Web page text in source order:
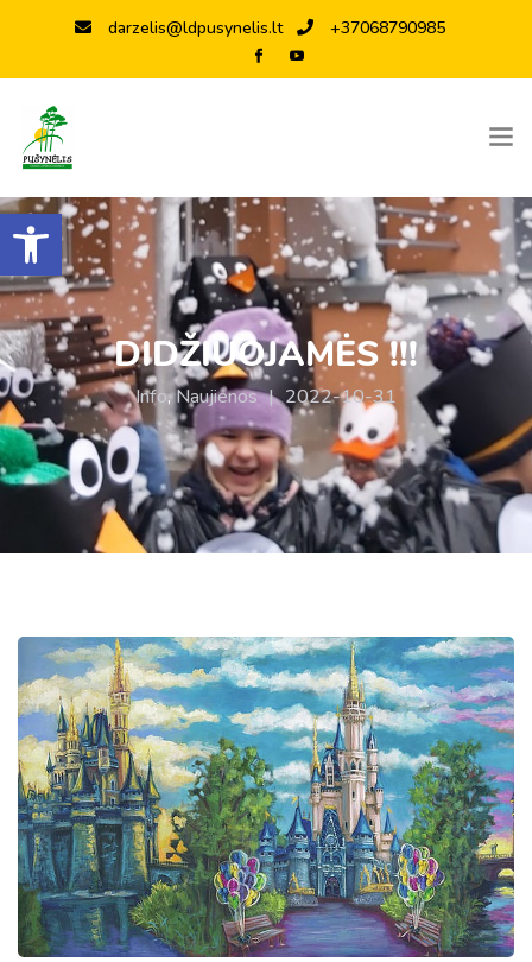
Open toolbar
darzelis@ldpusynelis.lt +37068790985
DIDŽIUOJAMĖS !!!
Info,Naujienos | 2022-10-31